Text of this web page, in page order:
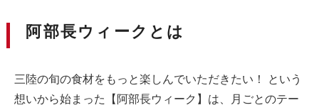
阿部長ウィークとは
三陸の旬の食材をもっと楽しんでいただきたい！ という
想いから始まった【阿部長ウィーク】は、月ごとのテー